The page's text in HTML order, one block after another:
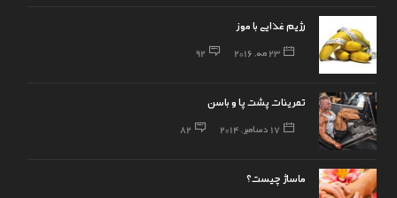
رژیم غذایی با موز
23 مه, 2016 92
تمرینات پشت پا و باسن
17 دسامبر, 2014 82
ماساژ چیست؟